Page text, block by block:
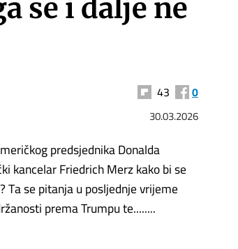
se i dalje ne
43 0
30.03.2026
predsjednika Donalda
kancelar Friedrich Merz kako bi se
Ta se pitanja u posljednje vrijeme
prema Trumpu te........